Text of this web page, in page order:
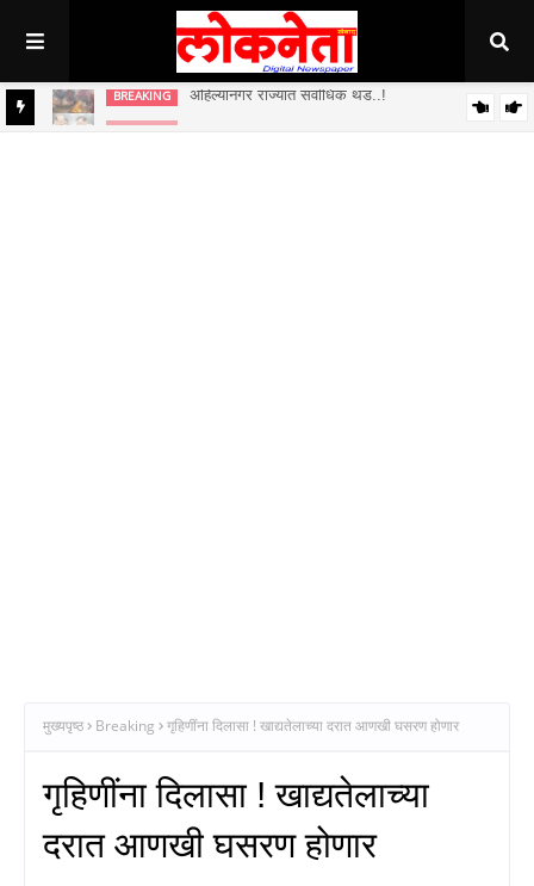
अहिल्यानगर राज्यात सर्वाधिक थंड..!
BREAKING
मुख्यपृष्ठ Breaking गृहिणींना दिलासा ! खाद्यतेलाच्या दरात आणखी घसरण होणार
गृहिणींना दिलासा ! खाद्यतेलाच्या
दरात आणखी घसरण होणार